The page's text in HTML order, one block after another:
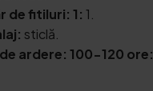
de fitiluri: 1: 1.
sticlă.
ardere: 100-120 ore: